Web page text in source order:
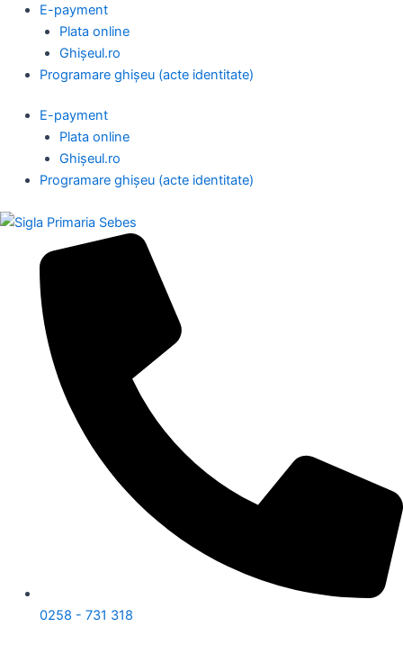
E-payment
Plata online
Ghișeul.ro
Programare ghișeu (acte identitate)
E-payment
Plata online
Ghișeul.ro
Programare ghișeu (acte identitate)
0258 - 731 318